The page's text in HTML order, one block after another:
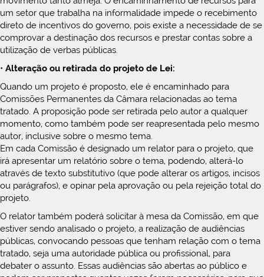
um setor que trabalha na informalidade impede o recebimento
direto de incentivos do governo, pois existe a necessidade de se
comprovar a destinação dos recursos e prestar contas sobre a
utilização de verbas públicas.
• Alteração ou retirada do projeto de Lei:
Quando um projeto é proposto, ele é encaminhado para
Comissões Permanentes da Câmara relacionadas ao tema
tratado. A proposição pode ser retirada pelo autor a qualquer
momento, como também pode ser reapresentada pelo mesmo
autor, inclusive sobre o mesmo tema.
Em cada Comissão é designado um relator para o projeto, que
irá apresentar um relatório sobre o tema, podendo, alterá-lo
através de texto substitutivo (que pode alterar os artigos, incisos
ou parágrafos), e opinar pela aprovação ou pela rejeição total do
projeto.
O relator também poderá solicitar à mesa da Comissão, em que
estiver sendo analisado o projeto, a realização de audiências
públicas, convocando pessoas que tenham relação com o tema
tratado, seja uma autoridade pública ou profissional, para
debater o assunto. Essas audiências são abertas ao público e